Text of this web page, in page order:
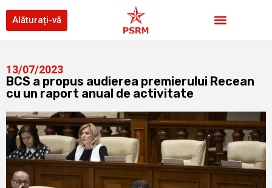
Alăturați-vă
13/07/2023
BCS a propus audierea premierului Recean
cu un raport anual de activitate